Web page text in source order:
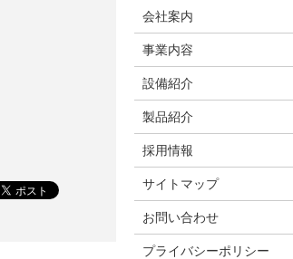
会社案内
事業内容
設備紹介
製品紹介
採用情報
サイトマップ
お問い合わせ
プライバシーポリシー